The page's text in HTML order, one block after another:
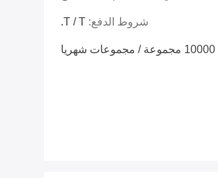
شروط الدفع: T / T.
10000 مجموعة / مجموعات شهريا